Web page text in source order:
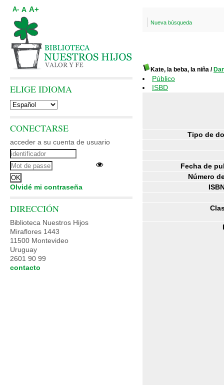
Nueva búsqueda
Kate, la beba, la niña /
Público
ISBD
Tipo de
Fecha de
Número
A- A A+
ELIGE IDIOMA
CONECTARSE
acceder a su cuenta de usuario
Olvidé mi contraseña
DIRECCIÓN
Biblioteca Nuestros Hijos
Miraflores 1443
11500 Montevideo
Uruguay
2601 90 99
contacto